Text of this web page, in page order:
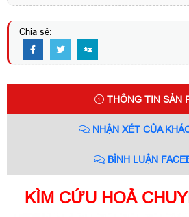
Chia sẻ:
THÔNG TIN SẢN
NHẬN XÉT CỦA
BÌNH LUẬN
KÌM CỨU HOẢ